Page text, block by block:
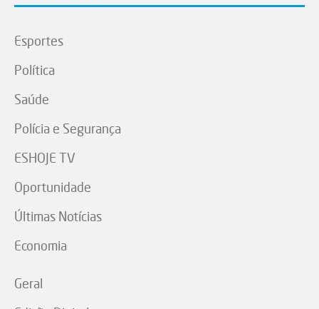
Esportes
Política
Saúde
Polícia e Segurança
ESHOJE TV
Oportunidade
Últimas Notícias
Economia
Geral